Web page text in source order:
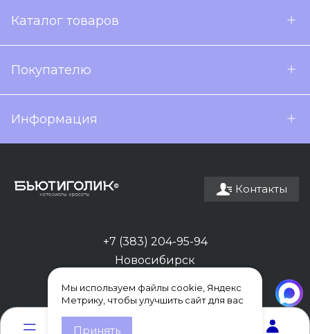
Каталог товаров
Покупателю
Информация
Контакты
+7 (383) 204-95-94
Новосибирск
Мы используем файлы cookie, Яндекс
Метрику, чтобы улучшить сайт для вас
Принять